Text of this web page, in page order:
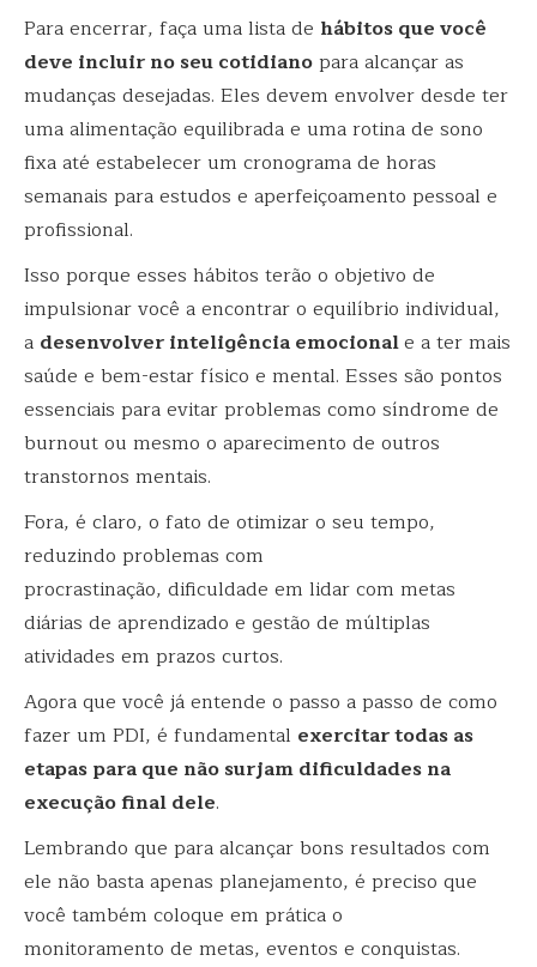
Para encerrar, faça uma lista de hábitos que você
deve incluir no seu cotidianopara alcançar as
mudanças desejadas. Eles devem envolver desde ter
uma alimentação equilibrada e uma rotina de sono
fixa até estabelecer um cronograma de horas
semanais para estudos e aperfeiçoamento pessoal e
profissional.
Isso porque esses hábitos terão o objetivo de
impulsionar você a encontrar o equilíbrio individual,
a desenvolver inteligência emocionale a ter mais
saúde e bem-estar físico e mental. Esses são pontos
essenciais para evitar problemas como síndrome de
burnout ou mesmo o aparecimento de outros
transtornos mentais.
Fora, é claro, o fato de otimizar o seu tempo,
reduzindo problemas com
procrastinação, dificuldade em lidar com metas
diárias de aprendizado e gestão de múltiplas
atividades em prazos curtos.
Agora que você já entende o passo a passo de como
fazer um PDI, é fundamental exercitar todas as
etapas para que não surjam dificuldades na
execução final dele.
Lembrando que para alcançar bons resultados com
ele não basta apenas planejamento, é preciso que
você também coloque em prática o
monitoramento de metas, eventos e conquistas.